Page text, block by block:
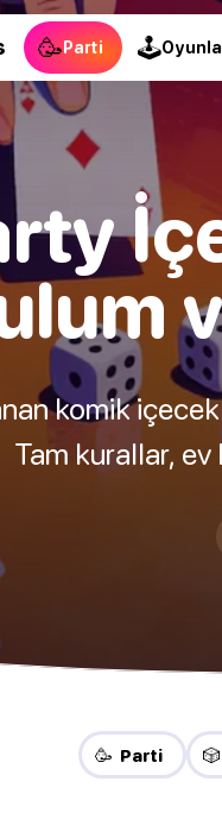
🥳Parti 🕹
komik
Tam kurallar, ev
🥳 Parti